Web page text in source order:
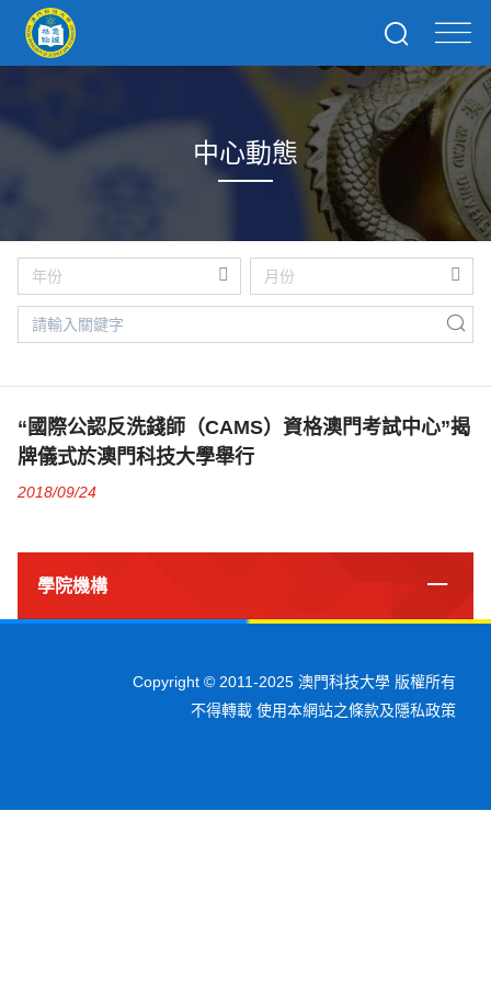
中心動態
“國際公認反洗錢師（CAMS）資格澳門考試中心”揭
牌儀式於澳門科技大學舉行
2018/09/24
學院機構
Copyright © 2011-2025 澳門科技大學 版權所有
不得轉載 使用本網站之條款及隱私政策